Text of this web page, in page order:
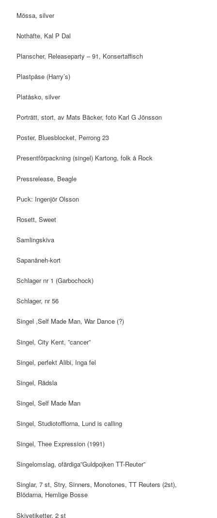
Mössa, silver
Nothäfte, Kal P Dal
Planscher, Releaseparty – 91, Konsertaffisch
Plastpåse (Harry’s)
Platåsko, silver
Porträtt, stort, av Mats Bäcker, foto Karl G Jönsson
Poster, Bluesblocket, Perrong 23
Presentförpackning (singel) Kartong, folk å Rock
Pressrelease, Beagle
Puck: Ingenjör Olsson
Rosett, Sweet
Samlingskiva
Sapanåneh-kort
Schlager nr 1 (Garbochock)
Schlager, nr 56
Singel ,Self Made Man, War Dance (?)
Singel, City Kent, ”cancer”
Singel, perfekt Alibi, Inga fel
Singel, Rädsla
Singel, Self Made Man
Singel, Studiotofflorna, Lund is calling
Singel, Thee Expression (1991)
Singelomslag, ofärdiga”Guldpojken TT-Reuter”
Singlar, 7 st, Stry, Sinners, Monotones, TT Reuters (2st),
Blödarna, Hemlige Bosse
Skivetiketter, 2 st